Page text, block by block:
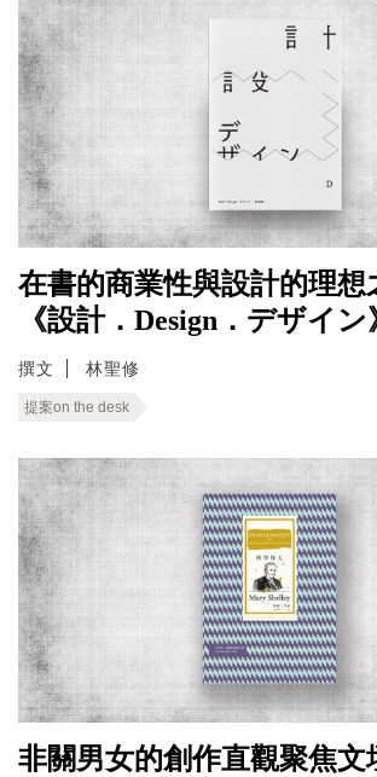
在書的商業性與設計的理
《設計．Design．デザイ
撰文 林聖修
提案on the desk
非關男女的創作直觀聚焦文